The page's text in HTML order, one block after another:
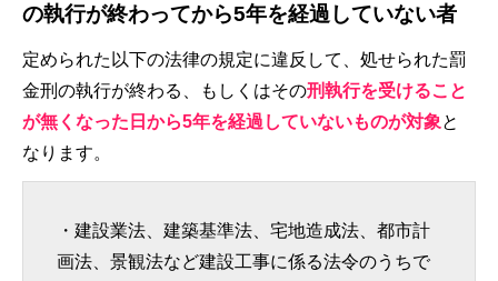
の執行が終わってから5年を経過していない者
定められた以下の法律の規定に違反して、処せられた罰
金刑の執行が終わる、もしくはその刑執行を受けること
が無くなった日から5年を経過していないものが対象と
なります。
・建設業法、建築基準法、宅地造成法、都市計
画法、景観法など建設工事に係る法令のうちで